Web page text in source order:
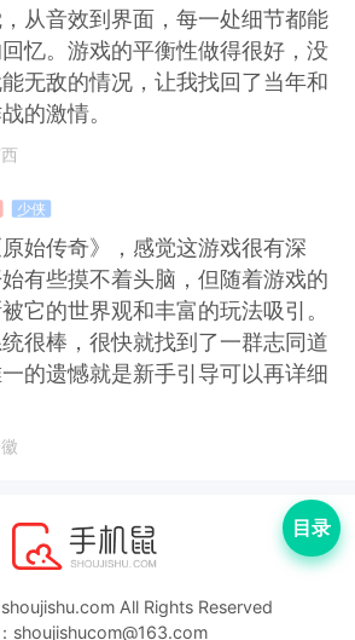
从音效到界面，每一处细节都能
忆。游戏的平衡性做得很好，没
无敌的情况，让我找回了当年和
的激情。
少侠
始传奇》，感觉这游戏很有深
有些摸不着头脑，但随着游戏的
它的世界观和丰富的玩法吸引。
很棒，很快就找到了一群志同道
的遗憾就是新手引导可以再详细
目录
All Rights Reserved
shoujishucom@163.com